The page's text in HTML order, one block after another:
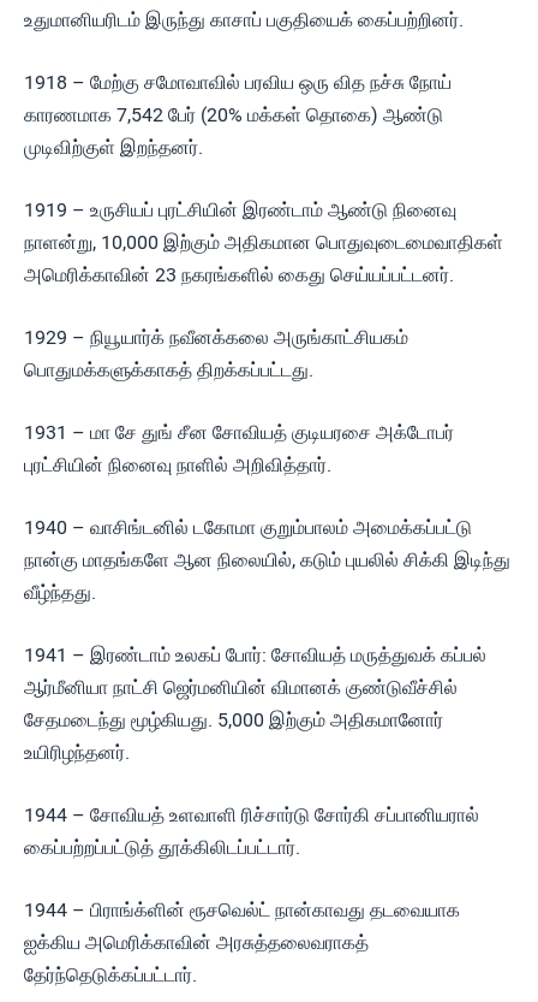
உதுமானியரிடம் இருந்து காசாப் பகுதியைக் கைப்பற்றினர்.
1918 – மேற்கு சமோவாவில் பரவிய ஒரு வித நச்சு நோய்
காரணமாக 7,542 பேர் (20% மக்கள் தொகை) ஆண்டு
முடிவிற்குள் இறந்தனர்.
1919 – உருசியப் புரட்சியின் இரண்டாம் ஆண்டு நினைவு
நாளன்று, 10,000 இற்கும் அதிகமான பொதுவுடைமைவாதிகள்
அமெரிக்காவின் 23 நகரங்களில் கைது செய்யப்பட்டனர்.
1929 – நியூயார்க் நவீனக்கலை அருங்காட்சியகம்
பொதுமக்களுக்காகத் திறக்கப்பட்டது.
1931 – மா சே துங் சீன சோவியத் குடியரசை அக்டோபர்
புரட்சியின் நினைவு நாளில் அறிவித்தார்.
1940 – வாசிங்டனில் டகோமா குறும்பாலம் அமைக்கப்பட்டு
நான்கு மாதங்களே ஆன நிலையில், கடும் புயலில் சிக்கி இடிந்து
வீழ்ந்தது.
1941 – இரண்டாம் உலகப் போர்: சோவியத் மருத்துவக் கப்பல்
ஆர்மீனியா நாட்சி ஜெர்மனியின் விமானக் குண்டுவீச்சில்
சேதமடைந்து மூழ்கியது. 5,000 இற்கும் அதிகமானோர்
உயிரிழந்தனர்.
1944 – சோவியத் உளவாளி ரிச்சார்டு சோர்கி சப்பானியரால்
கைப்பற்றப்பட்டுத் தூக்கிலிடப்பட்டார்.
1944 – பிராங்க்ளின் ரூசவெல்ட் நான்காவது தடவையாக
ஐக்கிய அமெரிக்காவின் அரசுத்தலைவராகத்
தேர்ந்தெடுக்கப்பட்டார்.